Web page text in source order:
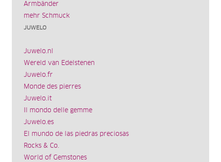
Armbänder
mehr Schmuck
JUWELO
Juwelo.nl
Wereld van Edelstenen
Juwelo.fr
Monde des pierres
Juwelo.it
Il mondo delle gemme
Juwelo.es
El mundo de las piedras preciosas
Rocks & Co.
World of Gemstones